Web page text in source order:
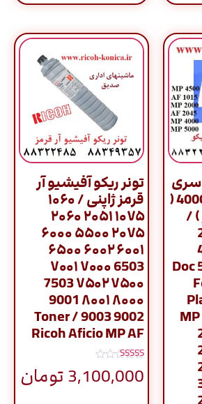
سری
2000 – 2045 – 4000 (
) /
5000 5001 5002 Doc
تونر ریکو آفیشیو آر
قرمز ژاپنی / ۱۰۶۰
۱۰۷۵ ۲۰۵۱ ۲۰۶۰
۲۰۷۵ ۵۵۰۰ ۶۰۰۰
۶۰۰۱ ۶۰۰۲ ۶۵۰۰
6503 ۷۰۰۰ ۷۰۰۱
۷۵۰۰ ۷۵۰۲ 7503
۸۰۰۰ ۸۰۰۱ 9001
9002 9003 / Toner
Ricoh Aficio MP AF
نمره
5.00
از 5
3,100,000تومان